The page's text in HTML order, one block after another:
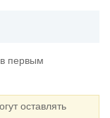
первым
оставлять